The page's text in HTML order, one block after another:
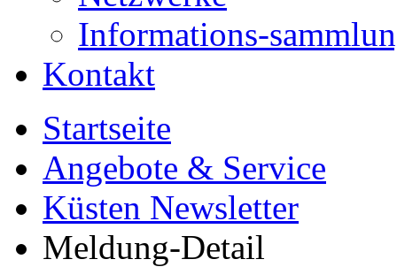
Informations-
Kontakt
Startseite
Angebote & Service
Küsten Newsletter
Meldung-Detail